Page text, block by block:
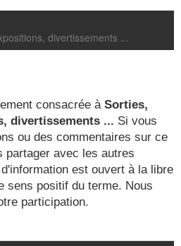
g
i
divertissements ...
consacrée à Sorties,
divertissements ... Si vous
ou des commentaires sur ce
partager avec les autres
est ouvert à la libre
sens positif du terme. Nous
participation.